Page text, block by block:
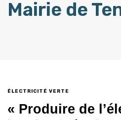
Mairie de
ÉLECTRICITÉ VERTE
« Produire de